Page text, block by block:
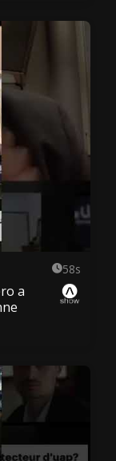
58s
a